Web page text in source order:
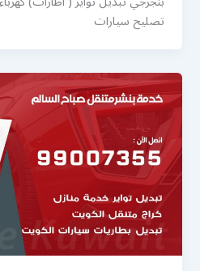
تصليح سيارات